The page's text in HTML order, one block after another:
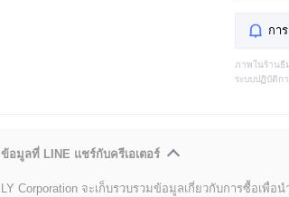
กา
ภาพในร้านธี
ระบบปฏิบัติก
ข้อมูลที่ LINE แชร์กับครีเอเตอร์
LY Corporation จะเก็บรวบรวมข้อมูลเกี่ยวกับการซื้อเพื่อ